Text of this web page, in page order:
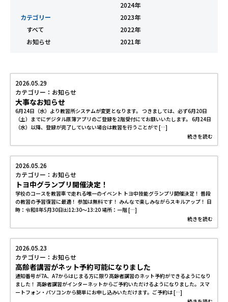
カテゴリー
すべて
お知らせ
2024年
2023年
2022年
2021年
2026.05.29
カテゴリー：お知らせ
大事なお知らせ
6月24日（水）より教習所システムが変更となります。 つきましては、必ず6月20日
（土）までにデジタル原簿アプリのご登録を2階受付にてお願いいたします。 6月24日
（水）以降、登録が完了していない場合は教習を行うことがで […]
続きを読む
2026.05.26
カテゴリー：お知らせ
トヨ中グランプリ開催決定！
学校のコースを教習車で走れる唯一のイベント トヨ中技能グランプリ開催決定！ 普段
の教習の予習復習に最適！ 参加は無料です！ みんなで楽しみながらスキルアップ！ 日
時：令和8年5月30日㈯12:30～13:20 場所：一階 […]
続きを読む
2026.05.23
カテゴリー：お知らせ
高齢者講習がネット予約可能になりました
通知番号が7A、A7からはじまる方に限り高齢者講習のネット予約ができるようになり
ました！ 高齢者講習がインターネットからご予約いただけるようになりました。スマ
ートフォン・パソコンから簡単にお申し込みいただけます。ご予約は […]